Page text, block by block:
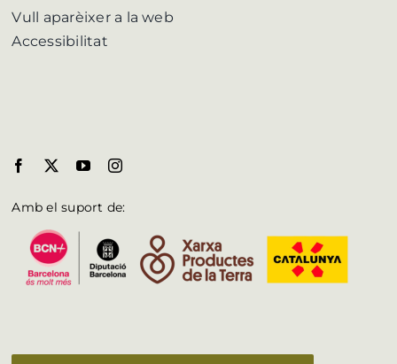
Vull aparèixer a la web
Accessibilitat
Amb el suport de: